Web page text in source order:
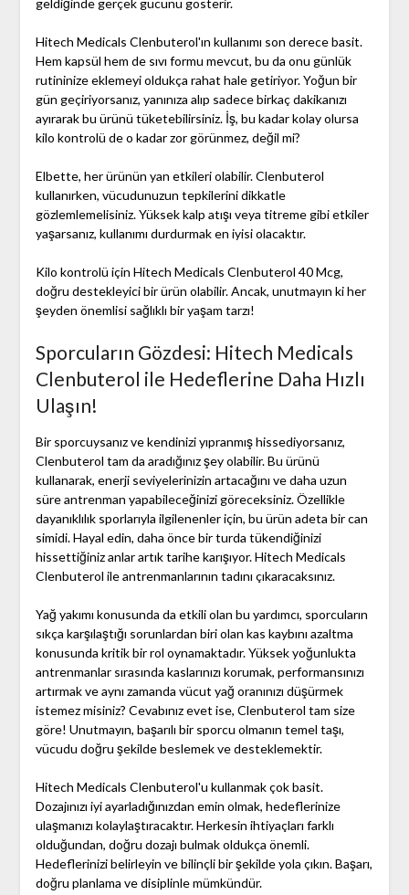
geldiğinde gerçek gücünü gösterir.
Hitech Medicals Clenbuterol'ın kullanımı son derece basit.
Hem kapsül hem de sıvı formu mevcut, bu da onu günlük
rutininize eklemeyi oldukça rahat hale getiriyor. Yoğun bir
gün geçiriyorsanız, yanınıza alıp sadece birkaç dakikanızı
ayırarak bu ürünü tüketebilirsiniz. İş, bu kadar kolay olursa
kilo kontrolü de o kadar zor görünmez, değil mi?
Elbette, her ürünün yan etkileri olabilir. Clenbuterol
kullanırken, vücudunuzun tepkilerini dikkatle
gözlemlemelisiniz. Yüksek kalp atışı veya titreme gibi etkiler
yaşarsanız, kullanımı durdurmak en iyisi olacaktır.
Kilo kontrolü için Hitech Medicals Clenbuterol 40 Mcg,
doğru destekleyici bir ürün olabilir. Ancak, unutmayın ki her
şeyden önemlisi sağlıklı bir yaşam tarzı!
Sporcuların Gözdesi: Hitech Medicals
Clenbuterol ile Hedeflerine Daha Hızlı
Ulaşın!
Bir sporcuysanız ve kendinizi yıpranmış hissediyorsanız,
Clenbuterol tam da aradığınız şey olabilir. Bu ürünü
kullanarak, enerji seviyelerinizin artacağını ve daha uzun
süre antrenman yapabileceğinizi göreceksiniz. Özellikle
dayanıklılık sporlarıyla ilgilenenler için, bu ürün adeta bir can
simidi. Hayal edin, daha önce bir turda tükendiğinizi
hissettiğiniz anlar artık tarihe karışıyor. Hitech Medicals
Clenbuterol ile antrenmanlarının tadını çıkaracaksınız.
Yağ yakımı konusunda da etkili olan bu yardımcı, sporcuların
sıkça karşılaştığı sorunlardan biri olan kas kaybını azaltma
konusunda kritik bir rol oynamaktadır. Yüksek yoğunlukta
antrenmanlar sırasında kaslarınızı korumak, performansınızı
artırmak ve aynı zamanda vücut yağ oranınızı düşürmek
istemez misiniz? Cevabınız evet ise, Clenbuterol tam size
göre! Unutmayın, başarılı bir sporcu olmanın temel taşı,
vücudu doğru şekilde beslemek ve desteklemektir.
Hitech Medicals Clenbuterol'u kullanmak çok basit.
Dozajınızı iyi ayarladığınızdan emin olmak, hedeflerinize
ulaşmanızı kolaylaştıracaktır. Herkesin ihtiyaçları farklı
olduğundan, doğru dozajı bulmak oldukça önemli.
Hedeflerinizi belirleyin ve bilinçli bir şekilde yola çıkın. Başarı,
doğru planlama ve disiplinle mümkündür.